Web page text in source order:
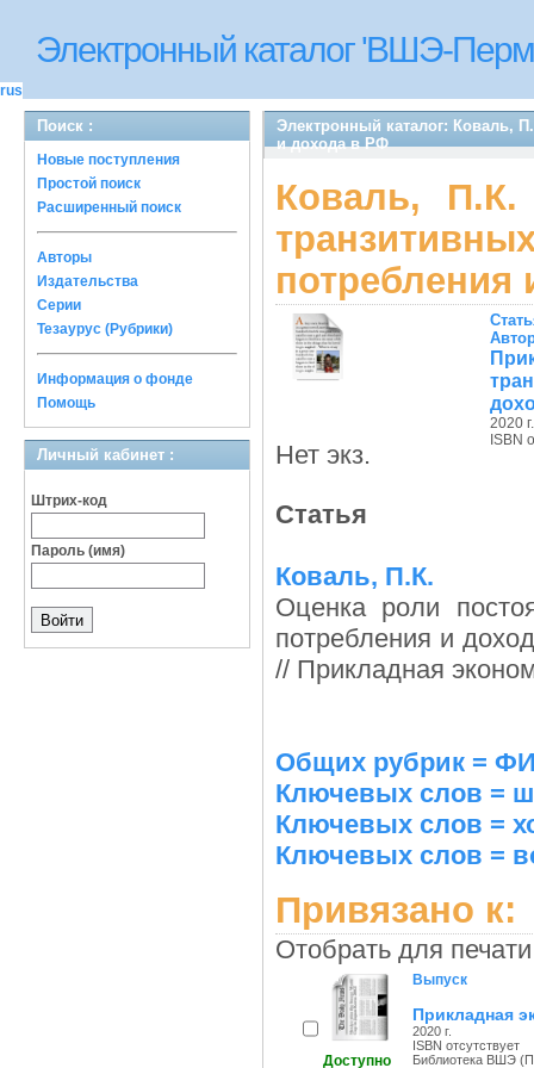
Электронный каталог 'ВШЭ-
rus
Поиск :
Новые поступления
Простой поиск
Расширенный поиск
Авторы
Издательства
Серии
Тезаурус (Рубрики)
Информация о фонде
Помощь
Личный кабинет :
Штрих-код
Пароль (имя)
Электронный каталог: Коваль,
и дохода в РФ
Коваль,
Нет экз.
2020 г.
ISBN
Статья
Коваль, П.К.
Оценка роли
потребления и
// Прикладная
Общих рубрик =
Ключевых слов =
Ключевых слов =
Ключевых слов =
Привязано к:
Отобрать для
Доступно
Выпуск
Прикладная
2020 г.
ISBN отсутствует
Библиотека ВШЭ